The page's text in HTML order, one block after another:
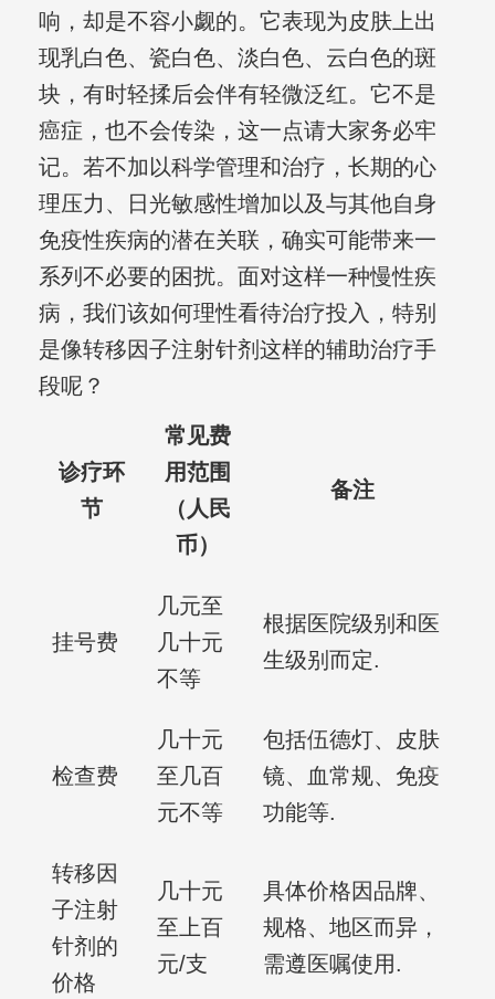
响，却是不容小觑的。它表现为皮肤上出
现乳白色、瓷白色、淡白色、云白色的斑
块，有时轻揉后会伴有轻微泛红。它不是
癌症，也不会传染，这一点请大家务必牢
记。若不加以科学管理和治疗，长期的心
理压力、日光敏感性增加以及与其他自身
免疫性疾病的潜在关联，确实可能带来一
系列不必要的困扰。面对这样一种慢性疾
病，我们该如何理性看待治疗投入，特别
是像转移因子注射针剂这样的辅助治疗手
段呢？
诊疗环
节
常见费
用范围
（人民
币）
备注
挂号费
几元至
几十元
不等
根据医院级别和医
生级别而定.
检查费
几十元
至几百
元不等
包括伍德灯、皮肤
镜、血常规、免疫
功能等.
转移因
子注射
针剂的
价格
几十元
至上百
元/支
具体价格因品牌、
规格、地区而异，
需遵医嘱使用.